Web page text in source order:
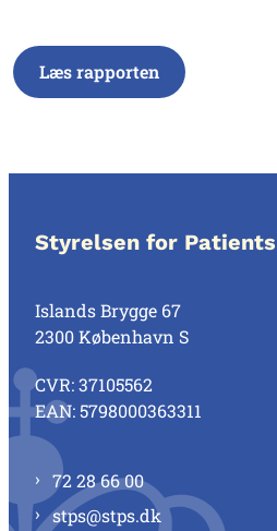
Læs rapporten
Styrelsen for
Islands Brygge 67
2300 København S
CVR: 37105562
EAN: 5798000363311
72 28 66 00
stps@stps.dk